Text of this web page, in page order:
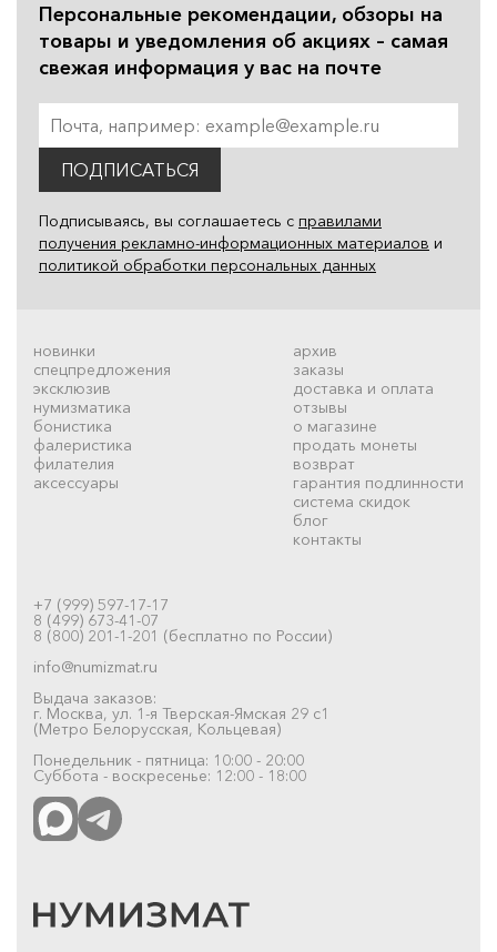
Персональные рекомендации, обзоры на
товары и уведомления об акциях – самая
свежая информация у вас на почте
ПОДПИСАТЬСЯ
Подписываясь, вы соглашаетесь с правилами
получения рекламно-информационных материалов и
политикой обработки персональных данных
новинки
спецпредложения
эксклюзив
нумизматика
бонистика
фалеристика
филателия
аксессуары
архив
заказы
доставка и оплата
отзывы
о магазине
продать монеты
возврат
гарантия подлинности
система скидок
блог
контакты
+7 (999) 597-17-17
8 (499) 673-41-07
8 (800) 201-1-201 (бесплатно по России)
info@numizmat.ru
Выдача заказов:
г. Москва, ул. 1-я Тверская-Ямская 29 с1
(Метро Белорусская, Кольцевая)
Понедельник - пятница: 10:00 - 20:00
Суббота - воскресенье: 12:00 - 18:00